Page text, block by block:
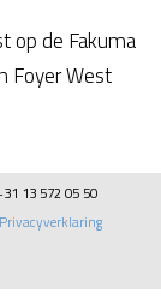
op de Fakuma
Foyer West
13 572 05 50
Privacyverklaring